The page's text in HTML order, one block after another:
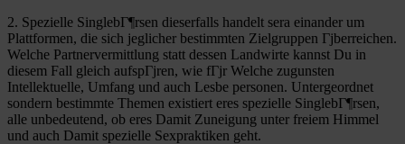
2. Spezielle SinglebГ¶rsen dieserfalls handelt sera einander um
Plattformen, die sich jeglicher bestimmten Zielgruppen Гјberreichen.
Welche Partnervermittlung statt dessen Landwirte kannst Du in
diesem Fall gleich aufspГјren, wie fГјr Welche zugunsten
Intellektuelle, Umfang und auch Lesbe personen. Untergeordnet
sondern bestimmte Themen existiert eres spezielle SinglebГ¶rsen,
alle unbedeutend, ob eres Damit Zuneigung unter freiem Himmel
und auch Damit spezielle Sexpraktiken geht.